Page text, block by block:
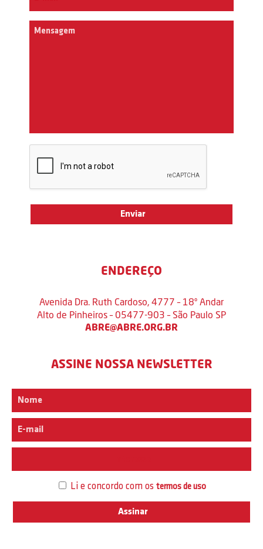
ENDEREÇO
Avenida Dra. Ruth Cardoso, 4777 – 18º Andar
Alto de Pinheiros – 05477-903 – São Paulo SP
ABRE@ABRE.ORG.BR
ASSINE NOSSA NEWSLETTER
Li e concordo com os termos de uso